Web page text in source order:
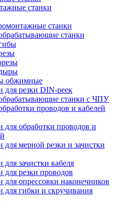
станки
станки
станки
обжимные
для резки DIN-реек
станки с ЧПУ
проводов и кабелей
для обработки проводов и
для мерной резки и зачистки
для зачистки кабеля
для резки проводов
для опрессовки наконечников
для гибки и скручивания